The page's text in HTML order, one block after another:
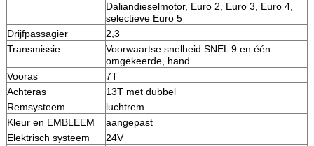
Daliandieselmotor, Euro 2, Euro 3, Euro 4,
selectieve Euro 5
Drijfpassagier
2,3
Transmissie
Voorwaartse snelheid SNEL 9 en één
omgekeerde, hand
Vooras
7T
Achteras
13T met dubbel
Remsysteem
luchtrem
Kleur en EMBLEEM
aangepast
Elektrisch systeem
24V